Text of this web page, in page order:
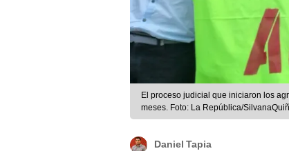
El proceso judicial que iniciaron los
meses. Foto: La República/
Daniel Tapia